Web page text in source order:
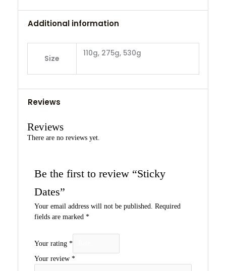
Additional information
Size
110g, 275g, 530g
Reviews
Reviews
There are no reviews yet.
Be the first to review “Sticky
Dates”
Your email address will not be published. Required
fields are marked *
Your rating *
Your review *